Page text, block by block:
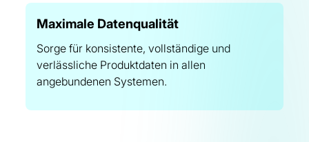
Maximale Datenqualität
Sorge für konsistente, vollständige und
verlässliche Produktdaten in allen
angebundenen Systemen.